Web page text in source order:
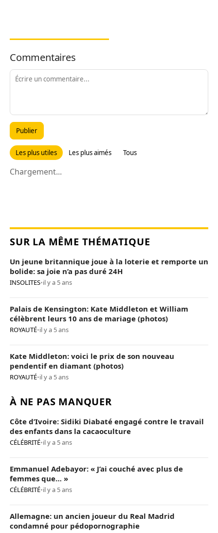
Commentaires
Publier
Les plus utiles Les plus aimés Tous
Chargement...
SUR LA MÊME THÉMATIQUE
Un jeune britannique joue à la loterie et remporte un
bolide: sa joie n’a pas duré 24H
INSOLITES•il y a 5 ans
Palais de Kensington: Kate Middleton et William
célèbrent leurs 10 ans de mariage (photos)
ROYAUTÉ•il y a 5 ans
Kate Middleton: voici le prix de son nouveau
pendentif en diamant (photos)
ROYAUTÉ•il y a 5 ans
À NE PAS MANQUER
Côte d’Ivoire: Sidiki Diabaté engagé contre le travail
des enfants dans la cacaoculture
CÉLÉBRITÉ•il y a 5 ans
Emmanuel Adebayor: « J’ai couché avec plus de
femmes que… »
CÉLÉBRITÉ•il y a 5 ans
Allemagne: un ancien joueur du Real Madrid
condamné pour pédopornographie